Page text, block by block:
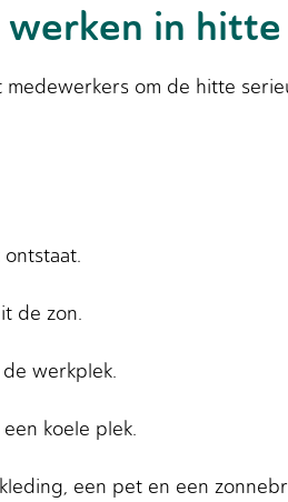
in hitte
om de hitte
de zon.
werkplek.
koele plek.
een pet en een